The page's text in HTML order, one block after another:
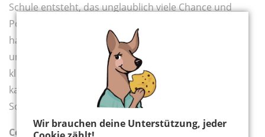
Wir brauchen deine Unterstützung, jeder
Schule entsteht, das unglaublich viele Chance und
Potenziale zeigt. Beim Lesen dieser tollen Beiträge
haben wir die Kraft gespürt, die in diesen vielen Ideen
und Vorschlägen steckt. Und die jeder und jede in
kleinen Schritten sofort übernehmen und umsetzen
kann, ohne vorher auf eine Anweisung des
Schulministeriums zu warten.
Corona hat die Schulen dazu gezwungen, sich